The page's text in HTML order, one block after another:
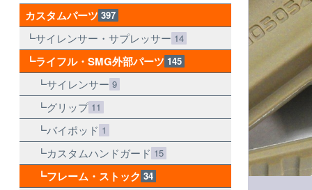
カスタムパーツ 397
サイレンサー・サプレッサー 14
ライフル・SMG外部パーツ 145
サイレンサー 9
グリップ 11
バイポッド 1
カスタムハンドガード 15
フレーム・ストック 34